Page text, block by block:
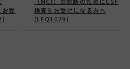
受
検査をお受けになる方へ
(LEQ1029)